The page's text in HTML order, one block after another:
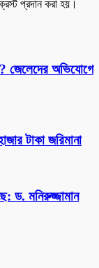
প্রদান করা হয়।
জেলেদের অভিযোগে
টাকা জরিমানা
ড. মনিরুজ্জামান